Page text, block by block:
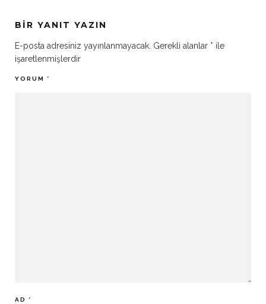
BIR YANIT YAZIN
E-posta adresiniz yayınlanmayacak. Gerekli alanlar * ile
işaretlenmişlerdir
YORUM *
AD *